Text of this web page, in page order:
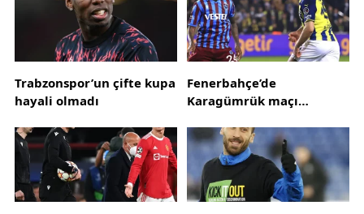
Trabzonspor’un çifte kupa
hayali olmadı
Fenerbahçe’de
Karagümrük maçı